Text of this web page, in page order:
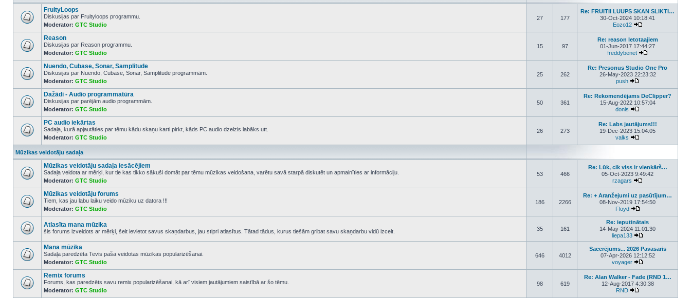
No
unread
posts
FruityLoops
Diskusijas par Fruityloops programmu.
Moderator: GTC Studio
27 177
Re: FRUITII LUUPS SKAN SLIKTI…
30-Oct-2024 10:18:41
Eozo12
No
unread
posts
Reason
Diskusijas par Reason programmu.
Moderator: GTC Studio
15 97
Re: reason letotaajiem
01-Jun-2017 17:44:27
freddybenet
No
unread
posts
Nuendo, Cubase, Sonar, Samplitude
Diskusijas par Nuendo, Cubase, Sonar, Samplitude programmām.
Moderator: GTC Studio
25 262
Re: Presonus Studio One Pro
26-May-2023 22:23:32
push
No
unread
posts
Dažādi - Audio programmatūra
Diskusijas par parējām audio programmām.
Moderator: GTC Studio
50 361
Re: Rekomendējams DeClipper?
15-Aug-2022 10:57:04
donis
No
unread
posts
PC audio iekārtas
Sadaļa, kurā apjautāties par tēmu kādu skaņu karti pirkt, kāds PC audio dzelzis labāks utt.
Moderator: GTC Studio
26 273
Re: Labs jautājums!!!
19-Dec-2023 15:04:05
valks
Mūzikas veidotāju sadaļa
No
unread
posts
Mūzikas veidotāju sadaļa iesācējiem
Sadaļa veidota ar mērķi, kur tie kas tikko sākuši domāt par tēmu mūzikas veidošana, varētu savā starpā diskutēt un apmainīties ar informāciju.
Moderator: GTC Studio
53 466
Re: Lūk, cik viss ir vienkārš…
05-Oct-2023 9:49:42
rzagars
No
unread
posts
Mūzikas veidotāju forums
Tiem, kas jau labu laiku veido mūziku uz datora !!!
Moderator: GTC Studio
186 2266
Re: + Aranžejumi uz pasūtījum…
08-Nov-2019 17:54:50
Floyd
unread
posts
Atlasīta mana mūzika
šis forums izveidots ar mērķi, šeit ievietot savus skaņdarbus, jau stipri atlasītus. Tātad tādus, kurus tiešām gribat savu skaņdarbu vidū izcelt. 35 161
Re: ieputinātais
14-May-2024 11:01:30
liepa133
View the latest post
No
unread
posts
Mana mūzika
Sadaļa paredzēta Tevis paša veidotas mūzikas popularizēšanai.
Moderator: GTC Studio
646 4012
Sacerējums... 2026 Pavasaris
07-Apr-2026 12:12:52
voyager
No
Remix forums
Forums, kas paredzēts savu remix popularizēšanai, kā arī visiem jautājumiem saistībā ar šo tēmu.
Moderator: GTC Studio
98 619
Re: Alan Walker - Fade (RND 1…
12-Aug-2017 4:30:38
RND